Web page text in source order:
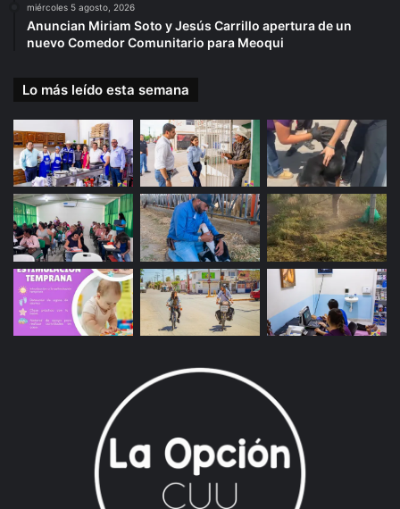
miércoles 5 agosto, 2026
Anuncian Miriam Soto y Jesús Carrillo apertura de un
nuevo Comedor Comunitario para Meoqui
Lo más leído esta semana